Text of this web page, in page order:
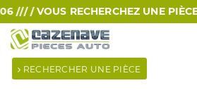
/// / VOUS RECHERCHEZ UNE
RECHERCHER UNE PIÈCE